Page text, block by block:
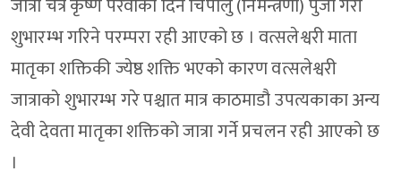
जात्रा चैत्र कृष्ण परेवाका दिन चिपालु (निमन्त्रणा) पुजा गरी
शुभारम्भ गरिने परम्परा रही आएको छ । वत्सलेश्वरी माता
मातृका शक्तिकी ज्येष्ठ शक्ति भएको कारण वत्सलेश्वरी
जात्राको शुभारम्भ गरे पश्चात मात्र काठमाडौ उपत्यकाका अन्य
देवी देवता मातृका शक्तिको जात्रा गर्ने प्रचलन रही आएको छ
।